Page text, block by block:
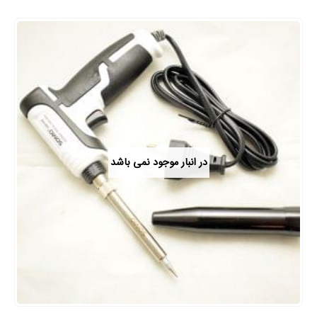
در انبار موجود نمی باشد